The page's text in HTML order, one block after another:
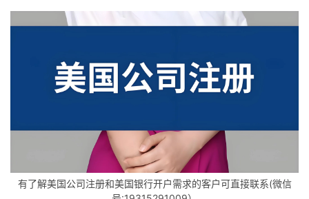
有了解美国公司注册和美国银行开户需求的客户可直接联系(微信